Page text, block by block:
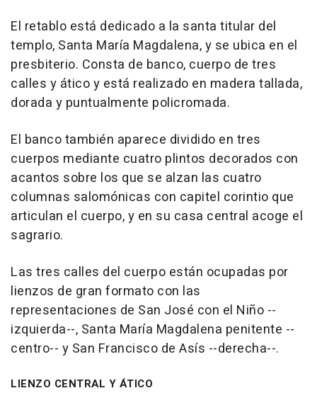
El retablo está dedicado a la santa titular del
templo, Santa María Magdalena, y se ubica en el
presbiterio. Consta de banco, cuerpo de tres
calles y ático y está realizado en madera tallada,
dorada y puntualmente policromada.
El banco también aparece dividido en tres
cuerpos mediante cuatro plintos decorados con
acantos sobre los que se alzan las cuatro
columnas salomónicas con capitel corintio que
articulan el cuerpo, y en su casa central acoge el
sagrario.
Las tres calles del cuerpo están ocupadas por
lienzos de gran formato con las
representaciones de San José con el Niño --
izquierda--, Santa María Magdalena penitente --
centro-- y San Francisco de Asís --derecha--.
LIENZO CENTRAL Y ÁTICO